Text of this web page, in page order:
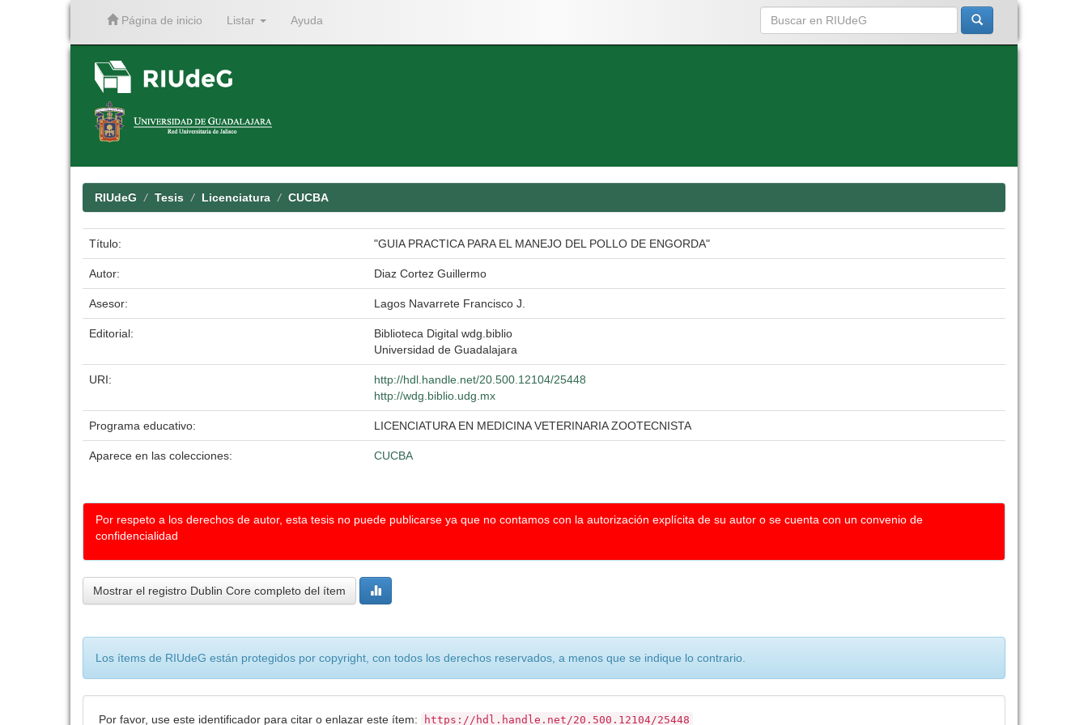
Página de inicio Listar Ayuda
RIUdeG Tesis Licenciatura CUCBA
Título: "GUIA PRACTICA PARA EL MANEJO DEL POLLO DE ENGORDA"
Autor: Diaz Cortez Guillermo
Asesor: Lagos Navarrete Francisco J.
Editorial:
Biblioteca Digital wdg.biblio
Universidad de Guadalajara
URI:
http://hdl.handle.net/20.500.12104/25448
http://wdg.biblio.udg.mx
Programa educativo: LICENCIATURA EN MEDICINA VETERINARIA ZOOTECNISTA
Aparece en las colecciones: CUCBA
Por respeto a los derechos de autor, esta tesis no puede publicarse ya que no contamos con la autorización explícita de su autor o se cuenta con un convenio de
confidencialidad
Mostrar el registro Dublin Core completo del ítem
Los ítems de RIUdeG están protegidos por copyright, con todos los derechos reservados, a menos que se indique lo contrario.
Por favor, use este identificador para citar o enlazar este ítem: https://hdl.handle.net/20.500.12104/25448